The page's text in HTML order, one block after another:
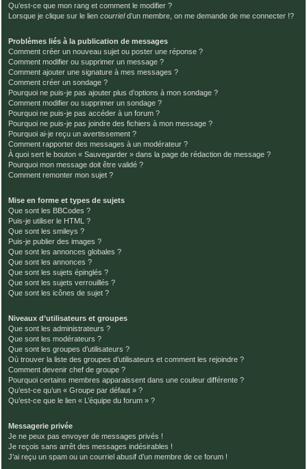
Qu’est-ce que mon rang et comment le modifier ?
Lorsque je clique sur le lien courrield’un membre, on me demande de me connecter !?
Problèmes liés à la publication de messages
Comment créer un nouveau sujet ou poster une réponse ?
Comment modifier ou supprimer un message ?
Comment ajouter une signature à mes messages ?
Comment créer un sondage ?
Pourquoi ne puis-je pas ajouter plus d’options à mon sondage ?
Comment modifier ou supprimer un sondage ?
Pourquoi ne puis-je pas accéder à un forum ?
Pourquoi ne puis-je pas joindre des fichiers à mon message ?
Pourquoi ai-je reçu un avertissement ?
Comment rapporter des messages à un modérateur ?
À quoi sert le bouton « Sauvegarder » dans la page de rédaction de message ?
Pourquoi mon message doit être validé ?
Comment remonter mon sujet ?
Mise en forme et types de sujets
Que sont les BBCodes ?
Puis-je utiliser le HTML ?
Que sont les smileys ?
Puis-je publier des images ?
Que sont les annonces globales ?
Que sont les annonces ?
Que sont les sujets épinglés ?
Que sont les sujets verrouillés ?
Que sont les icônes de sujet ?
Niveaux d’utilisateurs et groupes
Que sont les administrateurs ?
Que sont les modérateurs ?
Que sont les groupes d’utilisateurs ?
Où trouver la liste des groupes d’utilisateurs et comment les rejoindre ?
Comment devenir chef de groupe ?
Pourquoi certains membres apparaissent dans une couleur différente ?
Qu’est-ce qu’un « Groupe par défaut » ?
Qu’est-ce que le lien « L’équipe du forum » ?
Messagerie privée
Je ne peux pas envoyer de messages privés !
Je reçois sans arrêt des messages indésirables !
J’ai reçu un spam ou un courriel abusif d’un membre de ce forum !